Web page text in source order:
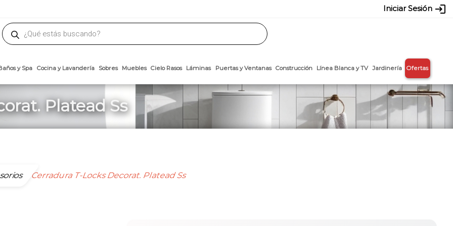
Iniciar Sesión login
de
productos
Línea Blanca y
Platead Ss
Cerradura T-Locks Decorat. Platead Ss